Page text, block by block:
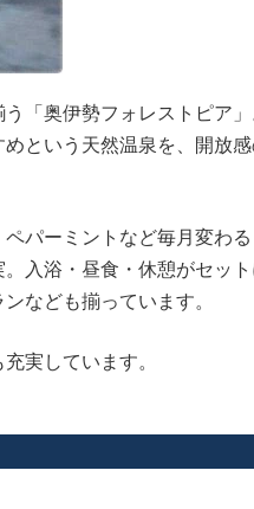
「奥伊勢フォレストピア
という天然温泉を、開放
パーミントなど毎月変わる
入浴・昼食・休憩がセッ
なども揃っています。
実しています。